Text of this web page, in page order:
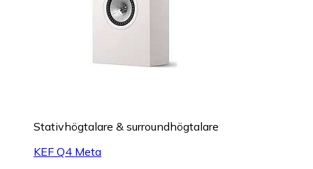
Stativhögtalare & surroundhögtalare
KEF Q4 Meta